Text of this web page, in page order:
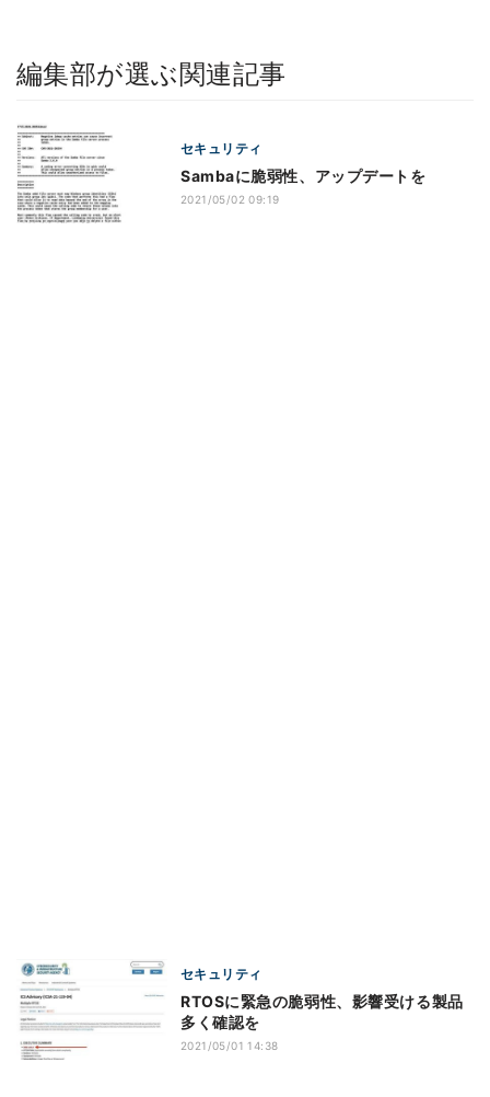
編集部が選ぶ関連記事
セキュリティ
Sambaに脆弱性、アップデートを
2021/05/02 09:19
セキュリティ
RTOSに緊急の脆弱性、影響受ける製品
多く確認を
2021/05/01 14:38